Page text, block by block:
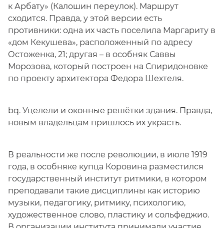
к Арбату» (Калошин переулок). Маршрут
сходится. Правда, у этой версии есть
противники: одна их часть поселила Маргариту в
«дом Кекушева», расположенный по адресу
Остоженка, 21; другая – в особняк Саввы
Морозова, который построен на Спиридоновке
по проекту архитектора Федора Шехтеля.
bq. Уцелели и оконные решётки здания. Правда,
новым владельцам пришлось их украсть.
В реальности же после революции, в июле 1919
года, в особняке купца Коровина разместился
государственный институт ритмики, в котором
преподавали такие дисциплины как историю
музыки, педагогику, ритмику, психологию,
художественное слово, пластику и сольфеджио.